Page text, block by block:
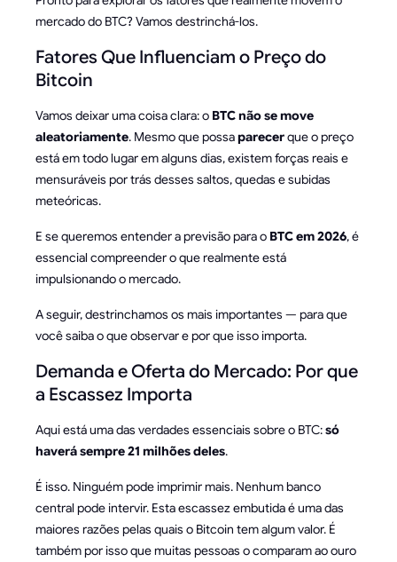
mercado do BTC? Vamos destrinchá-los.
Fatores Que Influenciam o Preço do
Bitcoin
Vamos deixar uma coisa clara: o BTC não se move
aleatoriamente. Mesmo que possaparecerque o preço
está em todo lugar em alguns dias, existem forças reais e
mensuráveis por trás desses saltos, quedas e subidas
meteóricas.
E se queremos entender a previsão para o BTC em 2026, é
essencial compreender o que realmente está
impulsionando o mercado.
A seguir, destrinchamos os mais importantes — para que
você saiba o que observar e por que isso importa.
Demanda e Oferta do Mercado: Por que
a Escassez Importa
Aqui está uma das verdades essenciais sobre o BTC:só
haverá sempre 21 milhões deles.
É isso. Ninguém pode imprimir mais. Nenhum banco
central pode intervir. Esta escassez embutida é uma das
maiores razões pelas quais o Bitcoin tem algum valor. É
também por isso que muitas pessoas o comparam ao ouro